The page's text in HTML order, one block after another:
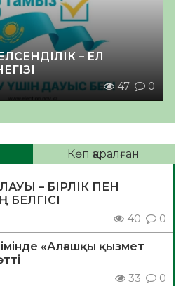
– ЕЛ
47 0
Көп қаралған
– БІРЛІК ПЕН
БЕЛГІСІ
40 0
«Алғашқы қызмет
33 0